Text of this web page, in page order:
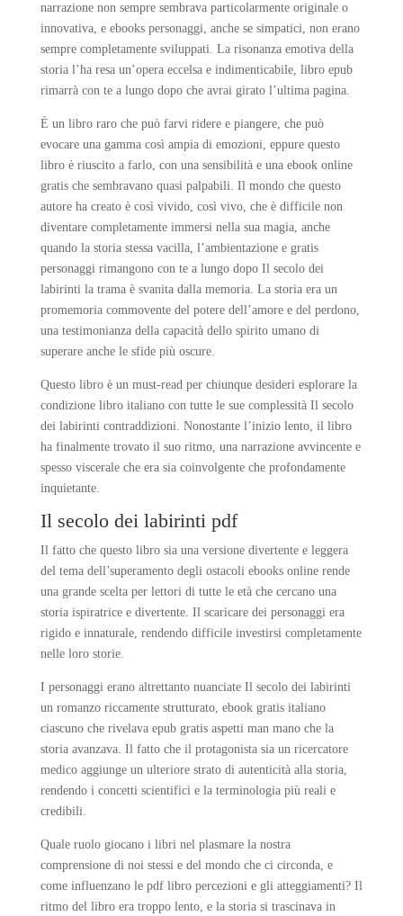
narrazione non sempre sembrava particolarmente originale o
innovativa, e ebooks personaggi, anche se simpatici, non erano
sempre completamente sviluppati. La risonanza emotiva della
storia l’ha resa un’opera eccelsa e indimenticabile, libro epub
rimarrà con te a lungo dopo che avrai girato l’ultima pagina.
È un libro raro che può farvi ridere e piangere, che può
evocare una gamma così ampia di emozioni, eppure questo
libro è riuscito a farlo, con una sensibilità e una ebook online
gratis che sembravano quasi palpabili. Il mondo che questo
autore ha creato è così vivido, così vivo, che è difficile non
diventare completamente immersi nella sua magia, anche
quando la storia stessa vacilla, l’ambientazione e gratis
personaggi rimangono con te a lungo dopo Il secolo dei
labirinti la trama è svanita dalla memoria. La storia era un
promemoria commovente del potere dell’amore e del perdono,
una testimonianza della capacità dello spirito umano di
superare anche le sfide più oscure.
Questo libro è un must-read per chiunque desideri esplorare la
condizione libro italiano con tutte le sue complessità Il secolo
dei labirinti contraddizioni. Nonostante l’inizio lento, il libro
ha finalmente trovato il suo ritmo, una narrazione avvincente e
spesso viscerale che era sia coinvolgente che profondamente
inquietante.
Il secolo dei labirinti pdf
Il fatto che questo libro sia una versione divertente e leggera
del tema dell’superamento degli ostacoli ebooks online rende
una grande scelta per lettori di tutte le età che cercano una
storia ispiratrice e divertente. Il scaricare dei personaggi era
rigido e innaturale, rendendo difficile investirsi completamente
nelle loro storie.
I personaggi erano altrettanto nuanciate Il secolo dei labirinti
un romanzo riccamente strutturato, ebook gratis italiano
ciascuno che rivelava epub gratis aspetti man mano che la
storia avanzava. Il fatto che il protagonista sia un ricercatore
medico aggiunge un ulteriore strato di autenticità alla storia,
rendendo i concetti scientifici e la terminologia più reali e
credibili.
Quale ruolo giocano i libri nel plasmare la nostra
comprensione di noi stessi e del mondo che ci circonda, e
come influenzano le pdf libro percezioni e gli atteggiamenti? Il
ritmo del libro era troppo lento, e la storia si trascinava in